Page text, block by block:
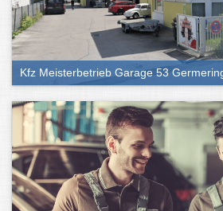
Kfz Meisterbetrieb Garage 53